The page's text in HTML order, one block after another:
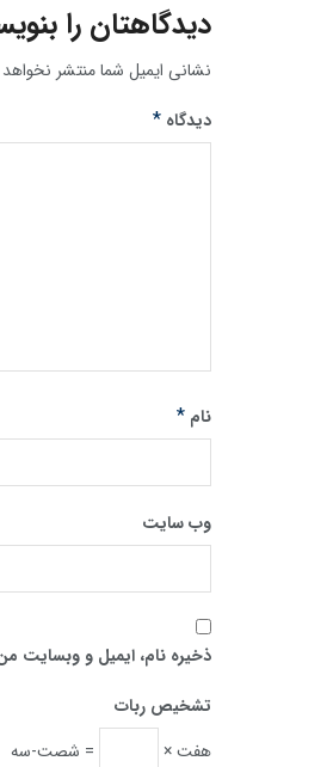
دیدگاهتان را
نشانی ایمیل شما منتشر
دیدگاه *
نام *
وب‌ سایت
ذخیره نام، ایمیل و وبسایت
تشخیص ربات
هفت ×
= شصت-سه